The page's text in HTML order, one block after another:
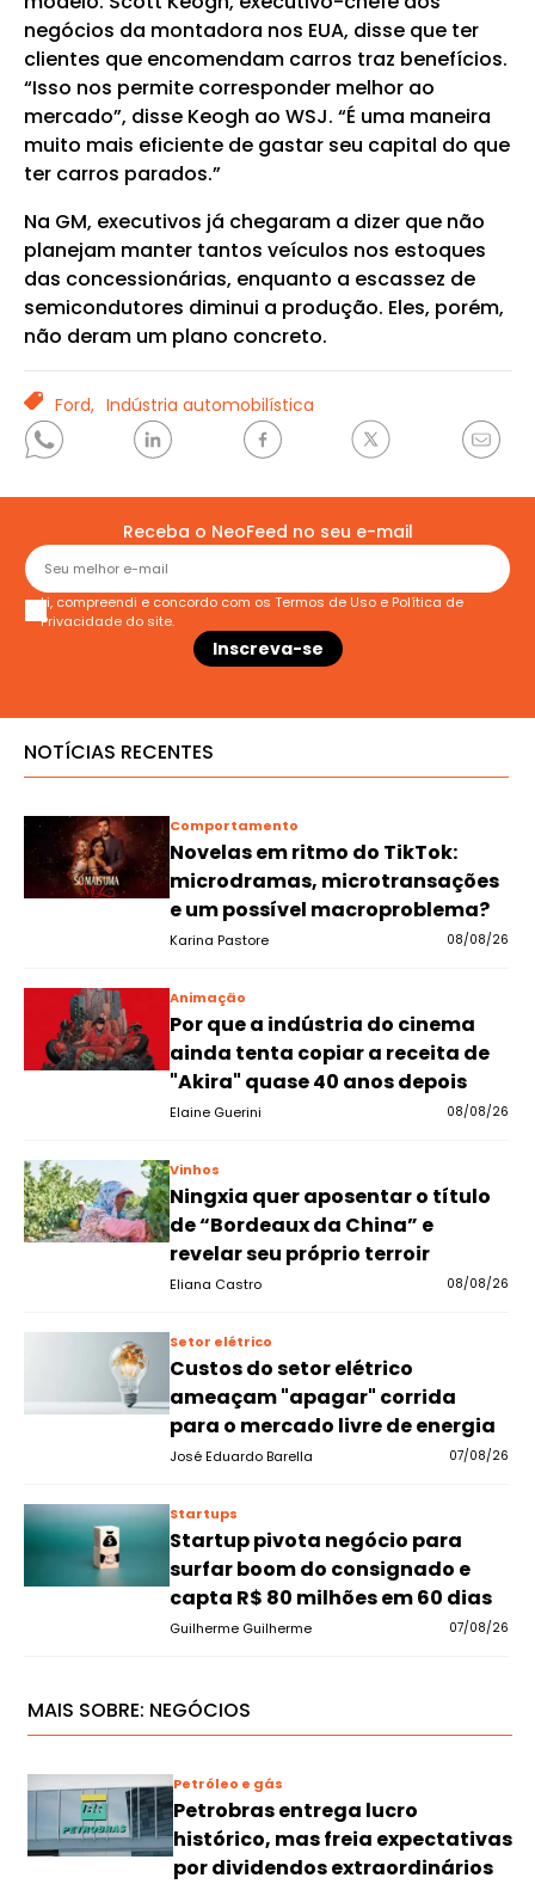
negócios da montadora nos EUA, disse que ter
clientes que encomendam carros traz benefícios.
“Isso nos permite corresponder melhor ao
mercado”, disse Keogh ao WSJ. “É uma maneira
muito mais eficiente de gastar seu capital do que
ter carros parados.”
Na GM, executivos já chegaram a dizer que não
planejam manter tantos veículos nos estoques
das concessionárias, enquanto a escassez de
semicondutores diminui a produção. Eles, porém,
não deram um plano concreto.
TAGSFord, Indústria automobilística
Receba o NeoFeed no seu e-mail
Li, compreendi e concordo com os Termos de Uso e Política de
Privacidade do site.
NOTÍCIAS RECENTES
Comportamento
Novelas em ritmo do TikTok:
microdramas, microtransações
e um possível macroproblema?
Karina Pastore 08/08/26
Animação
Por que a indústria do cinema
ainda tenta copiar a receita de
"Akira" quase 40 anos depois
Elaine Guerini 08/08/26
Vinhos
Ningxia quer aposentar o título
de “Bordeaux da China” e
revelar seu próprio terroir
Eliana Castro 08/08/26
Setor elétrico
Custos do setor elétrico
ameaçam "apagar" corrida
para o mercado livre de energia
José Eduardo Barella 07/08/26
Startups
Startup pivota negócio para
surfar boom do consignado e
capta R$ 80 milhões em 60 dias
Guilherme Guilherme 07/08/26
MAIS SOBRE: NEGÓCIOS
Petróleo e gás
Petrobras entrega lucro
histórico, mas freia expectativas
por dividendos extraordinários